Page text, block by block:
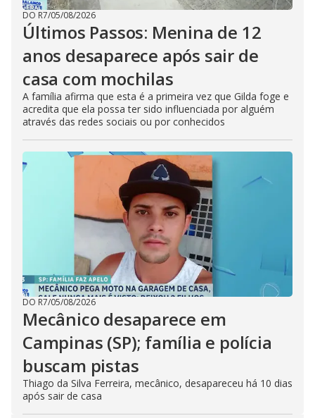
DO R7/05/08/2026
Últimos Passos: Menina de 12
anos desaparece após sair de
casa com mochilas
A família afirma que esta é a primeira vez que Gilda foge e
acredita que ela possa ter sido influenciada por alguém
através das redes sociais ou por conhecidos
DO R7/05/08/2026
Mecânico desaparece em
Campinas (SP); família e polícia
buscam pistas
Thiago da Silva Ferreira, mecânico, desapareceu há 10 dias
após sair de casa